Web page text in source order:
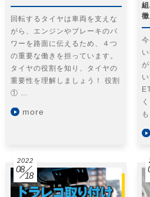
回転するタイヤは車両を支えな
がら、エンジンやブレーキのパ
ワーを路面に伝えるため、４つ
の重要な働きを担っています。
タイヤの役割を知り、タイヤの
重要性を理解しましょう！ 役割
① …
more
2022
08
18